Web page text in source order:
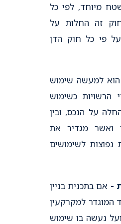
מיוחד, לפי כל
זה החלות על
פי כל חוק הדן
הוא למעשה שימוש
הרשויות כשימוש
על הנכס, ובין
ואשר מגדיר את
לשימושים
- אם בתכנית בניין
המוגדר למקרקעין
נעשה בו שימוש